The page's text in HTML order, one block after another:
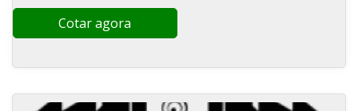
Cotar agora